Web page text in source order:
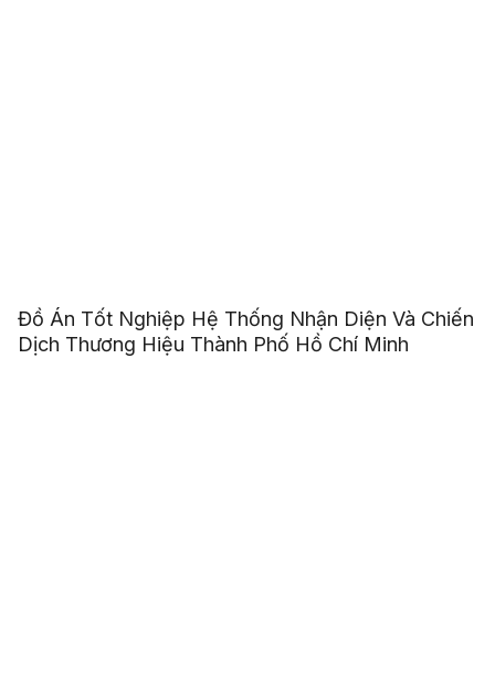
Đồ Án Tốt Nghiệp Hệ Thống Nhận Diện Và Chiến
Dịch Thương Hiệu Thành Phố Hồ Chí Minh